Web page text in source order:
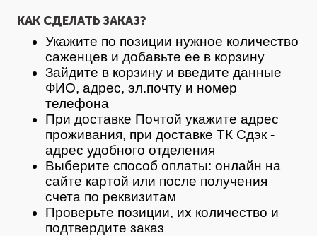
КАК СДЕЛАТЬ ЗАКАЗ?
Укажите по позиции нужное количество
саженцев и добавьте ее в корзину
Зайдите в корзину и введите данные
ФИО, адрес, эл.почту и номер
телефона
При доставке Почтой укажите адрес
проживания, при доставке ТК Сдэк -
адрес удобного отделения
Выберите способ оплаты: онлайн на
сайте картой или после получения
счета по реквизитам
Проверьте позиции, их количество и
подтвердите заказ